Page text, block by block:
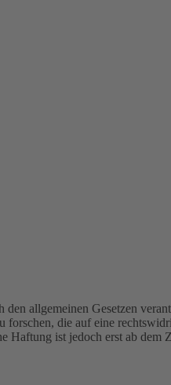
allgemeinen Gesetzen
die auf eine
Haftung ist jedoch erst ab